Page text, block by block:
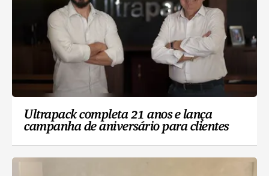
Ultrapack completa 21 anos e lança
campanha de aniversário para clientes